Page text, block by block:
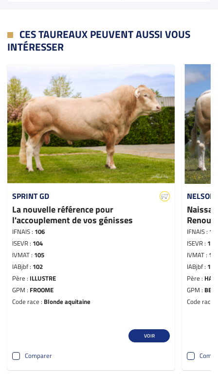
CES TAUREAUX PEUVENT AUSSI VOUS
INTÉRESSER
SPRINT GD
La nouvelle référence pour
l'accouplement de vos génisses
IFNAIS : 106
ISEVR : 104
IVMAT : 105
IABjbf : 102
Père : ILLUSTRE
GPM : FROOME
Code race : Blonde aquitaine
VOIR
Comparer
NELSON
IFNAIS :
ISEVR : 104
IVMAT :
IABjbf : 104
Père :
GPM :
Code race